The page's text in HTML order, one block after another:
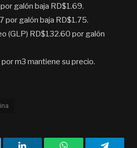
galón baja RD$1.69.
por galón baja RD$1.75.
(GLP) RD$132.60 por galón
m3 mantiene su precio.